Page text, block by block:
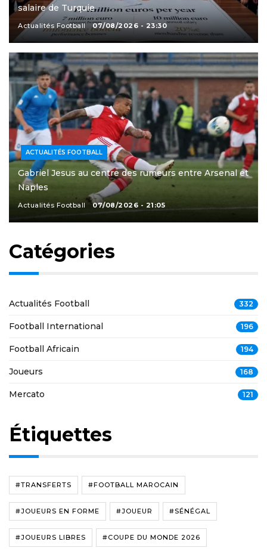
salaire de Turquie
Actualités Football 07/08/2026 - 23:30
ACTUALITÉS FOOTBALL
Gabriel Jesus au centre des rumeurs entre Arsenal et
Naples
Actualités Football 07/08/2026 - 21:05
Catégories
Actualités Football 332
Football International 196
Football Africain 194
Joueurs 168
Mercato 121
Étiquettes
#TRANSFERTS #FOOTBALL MAROCAIN
#JOUEURS EN FORME #JOUEUR #SÉNÉGAL
#JOUEURS LIBRES #COUPE DU MONDE 2026